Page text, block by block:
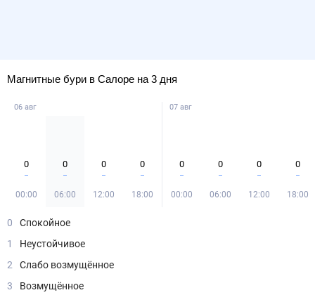
Магнитные бури в Салоре на 3 дня
06 авг
0
00:00
0
06:00
0
12:00
0
18:00
07 авг
0
00:00
0
06:00
0
12:00
0
18:00
0
Спокойное
1
Неустойчивое
2
Слабо возмущённое
3
Возмущённое